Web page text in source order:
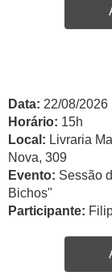
Data: 22/08/2026
Horário: 15h
Local: Livraria
Nova, 309
Evento: Sessão
Bichos"
Participante: